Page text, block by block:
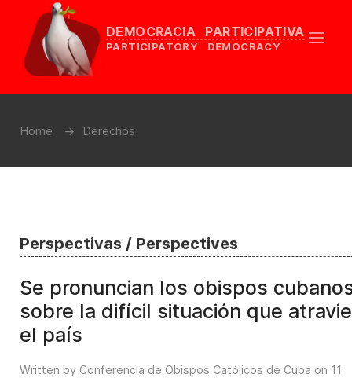
DEMOCRACIA PARTICIPATIVA
PARTICIPATORY DEMOCRACY
Home Derechos
Perspectivas / Perspectives
Se pronuncian los obispos
sobre la difícil situación que
el país
Written by Conferencia de Obispos Católicos de Cuba on 11